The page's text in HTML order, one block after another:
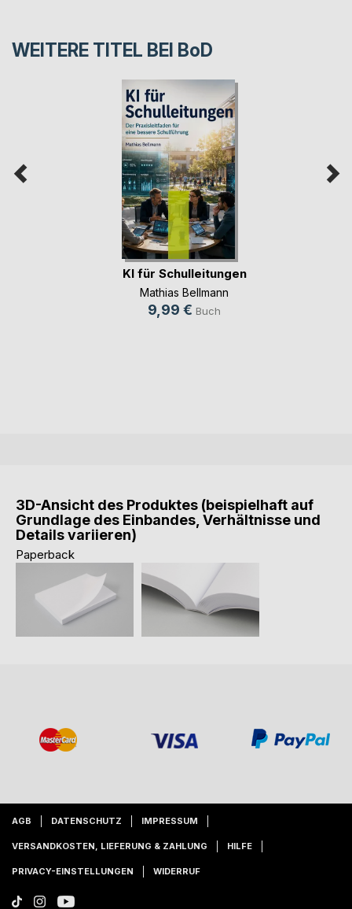
WEITERE TITEL BEI BoD
KI für Schulleitungen
Mathias Bellmann
9,99 € Buch
3D-Ansicht des Produktes (beispielhaft auf
Grundlage des Einbandes, Verhältnisse und
Details variieren)
Paperback
AGB DATENSCHUTZ IMPRESSUM
VERSANDKOSTEN, LIEFERUNG & ZAHLUNG HILFE
PRIVACY-EINSTELLUNGEN WIDERRUF